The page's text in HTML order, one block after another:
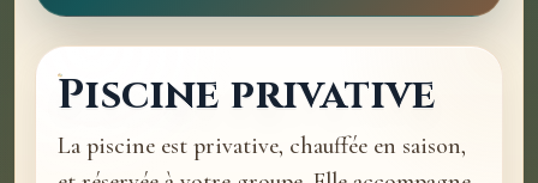
Piscine privative
La piscine est privative, chauffée en saison,